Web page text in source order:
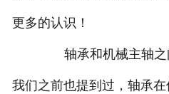
更多的认识！
轴承和机械主轴之
我们之前也提到过，轴承